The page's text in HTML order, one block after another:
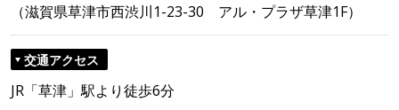
（滋賀県草津市西渋川1-23-30 アル・プラザ草津1F）
交通アクセス
JR「草津」駅より徒歩6分